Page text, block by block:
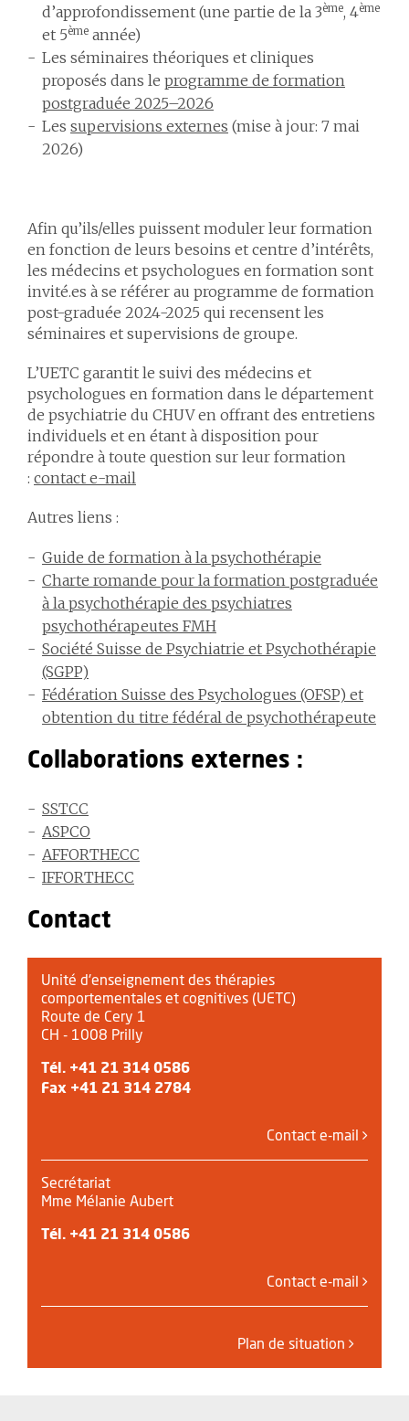
d’approfondissement (une partie de la 3ème, 4ème
et 5ème année)
Les séminaires théoriques et cliniques
proposés dans le programme de formation
postgraduée 2025–2026
Les supervisions externes (mise à jour: 7 mai
2026)
Afin qu’ils/elles puissent moduler leur formation
en fonction de leurs besoins et centre d’intérêts,
les médecins et psychologues en formation sont
invité.es à se référer au programme de formation
post-graduée 2024-2025 qui recensent les
séminaires et supervisions de groupe.
L’UETC garantit le suivi des médecins et
psychologues en formation dans le département
de psychiatrie du CHUV en offrant des entretiens
individuels et en étant à disposition pour
répondre à toute question sur leur formation
: contact e-mail
Autres liens :
Guide de formation à la psychothérapie
Charte romande pour la formation postgraduée
à la psychothérapie des psychiatres
psychothérapeutes FMH
Société Suisse de Psychiatrie et Psychothérapie
(SGPP)
Fédération Suisse des Psychologues (OFSP) et
obtention du titre fédéral de psychothérapeute
Collaborations externes :
SSTCC
ASPCO
AFFORTHECC
IFFORTHECC
Contact
Unité d'enseignement des thérapies
comportementales et cognitives (UETC)
Route de Cery 1
CH - 1008 Prilly
Tél. +41 21 314 0586
Fax +41 21 314 2784
Contact e-mail
Secrétariat
Mme Mélanie Aubert
Tél. +41 21 314 0586
Contact e-mail
Plan de situation